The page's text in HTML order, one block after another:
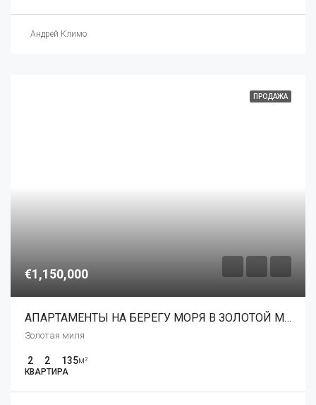
Андрей Климо
ПРОДАЖА
€1,150,000
АПАРТАМЕНТЫ НА БЕРЕГУ МОРЯ В ЗОЛОТОЙ МИЛЕ МАРБЕЛЬИ
Золотая миля
2 2 135м²
КВАРТИРА